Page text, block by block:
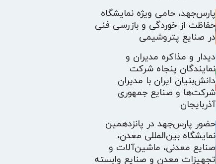
پارس‌جهد، حامی ویژه نمایشگاه
حفاظت از خوردگی و بازرسی فنی
در صنایع پتروشیمی
دیدار و مذاکره مدیران و
نمایندگان پنجاه شرکت
دانش‌بنیان ایران با مدیران
شرکت‌ها و صنایع جمهوری
آذربایجان
حضور پارس‌جهد در پانزدهمین
نمایشگاه بین‌المللی معدن،
صنایع معدنی، ماشین‌آلات و
تجهیزات معدن و صنایع وابسته